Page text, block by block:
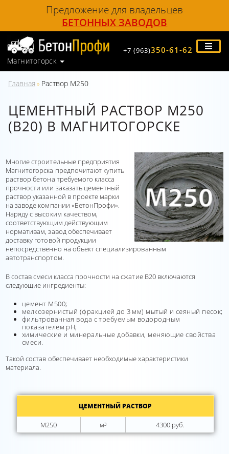
Предложение для владельцев
БЕТОННЫХ ЗАВОДОВ
Магнитогорск
+7 (963)350-61-62
Главная » Раствор М250
ЦЕМЕНТНЫЙ РАСТВОР М250
(В20) В МАГНИТОГОРСКЕ
Многие строительные предприятия
Магнитогорска предпочитают купить
раствор бетона требуемого класса
прочности или заказать цементный
раствор указанной в проекте марки
на заводе компании «БетонПрофи».
Наряду с высоким качеством,
соответствующим действующим
нормативам, завод обеспечивает
доставку готовой продукции
непосредственно на объект специализированным
автотранспортом.
В состав смеси класса прочности на сжатие В20 включаются
следующие ингредиенты:
цемент М500;
мелкозернистый (фракцией до 3 мм) мытый и сеяный песок;
фильтрованная вода с требуемым водородным
показателем рН;
химические и минеральные добавки, меняющие свойства
смеси.
Такой состав обеспечивает необходимые характеристики
материала.
ЦЕМЕНТНЫЙ РАСТВОР
М250 м³ 4300 руб.